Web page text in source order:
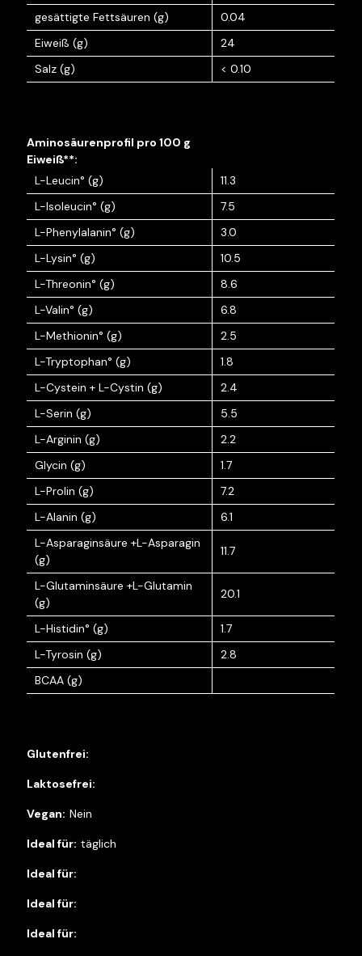
gesättigte Fettsäuren (g)
0.04
Eiweiß (g)
24
Salz (g)
< 0.10
L-Leucin° (g)
11.3
L-Isoleucin° (g)
7.5
L-Phenylalanin° (g)
3.0
L-Lysin° (g)
10.5
L-Threonin° (g)
8.6
L-Valin° (g)
6.8
L-Methionin° (g)
2.5
L-Tryptophan° (g)
1.8
L-Cystein + L-Cystin (g)
2.4
L-Serin (g)
5.5
L-Arginin (g)
2.2
Glycin (g)
1.7
L-Prolin (g)
7.2
L-Alanin (g)
6.1
L-Asparaginsäure +L-Asparagin
(g)
11.7
L-Glutaminsäure +L-Glutamin
(g)
20.1
L-Histidin° (g)
1.7
L-Tyrosin (g)
2.8
BCAA (g)
Nein
täglich